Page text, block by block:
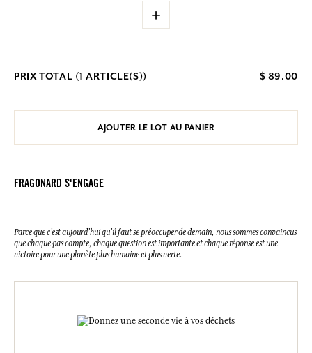
+
PRIX TOTAL (1 ARTICLE(S)) $ 89.00
AJOUTER LE LOT AU PANIER
FRAGONARD S'ENGAGE
Parce que c’est aujourd’hui qu’il faut se préoccuper de demain, nous sommes convaincus
que chaque pas compte, chaque question est importante et chaque réponse est une
victoire pour une planète plus humaine et plus verte.